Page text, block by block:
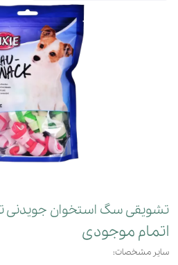
تشویقی سگ استخوان جویدنی
اتمام موجودی
سایر مشخصات: